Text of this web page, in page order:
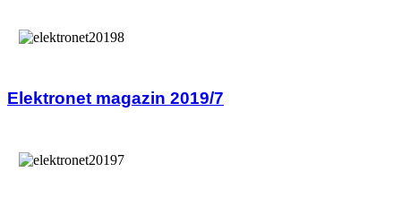
Elektronet magazin 2019/7